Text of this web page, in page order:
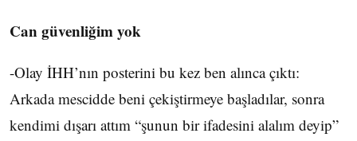
Can güvenliğim yok
-Olay İHH’nın posterini bu kez ben alınca çıktı:
Arkada mescidde beni çekiştirmeye başladılar, sonra
kendimi dışarı attım “şunun bir ifadesini alalım deyip”